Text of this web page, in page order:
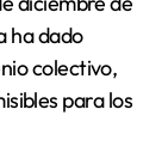
ha dado
colectivo,
para los